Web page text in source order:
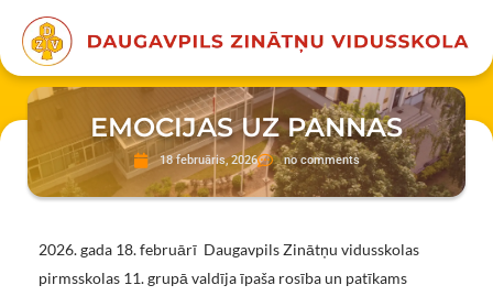
EMOCIJAS UZ PANNAS
18 februāris, 2026 no comments
2026. gada 18. februārī Daugavpils Zinātņu vidusskolas
pirmsskolas 11. grupā valdīja īpaša rosība un patīkams